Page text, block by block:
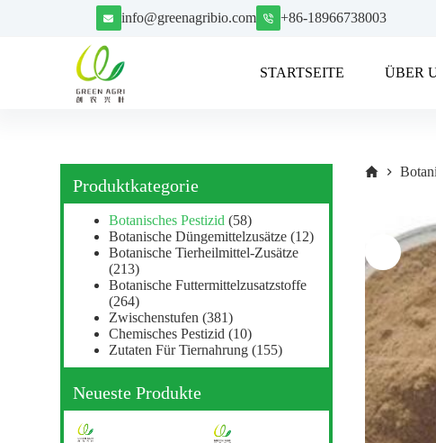
info@greenagribio.com +86-18966738003
STARTSEITE ÜBER
Produktkategorie
Botanisches Pestizid (58)
Botanische Düngemittelzusätze (12)
Botanische Tierheilmittel-Zusätze
(213)
Botanische Futtermittelzusatzstoffe
(264)
Zwischenstufen (381)
Chemisches Pestizid (10)
Zutaten Für Tiernahrung (155)
Neueste Produkte